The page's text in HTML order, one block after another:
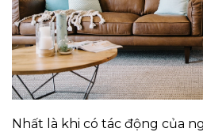
Nhất là khi có tác động của